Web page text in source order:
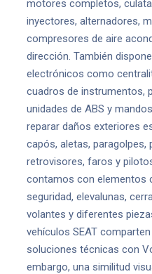
motores completos,
inyectores, alternadores,
compresores de aire
dirección. También
electrónicos como
cuadros de instrumentos,
unidades de ABS y
reparar daños exteriores
capós, aletas, paragolpes,
retrovisores, faros y
contamos con elementos
seguridad, elevalunas,
volantes y diferentes
vehículos SEAT
soluciones técnicas con
embargo, una similitud